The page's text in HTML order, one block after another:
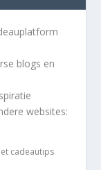
blogs en
websites:
cadeautips